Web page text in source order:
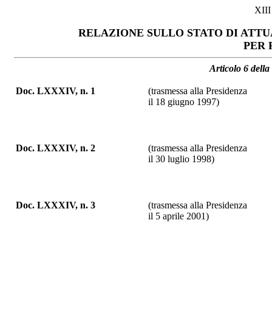
XIII
RELAZIONE SULLO STATO DI
PER
Articolo 6 della
Doc. LXXXIV, n. 1
(trasmessa alla Presidenza
il 18 giugno 1997)
Doc. LXXXIV, n. 2
(trasmessa alla Presidenza
il 30 luglio 1998)
Doc. LXXXIV, n. 3
(trasmessa alla Presidenza
il 5 aprile 2001)